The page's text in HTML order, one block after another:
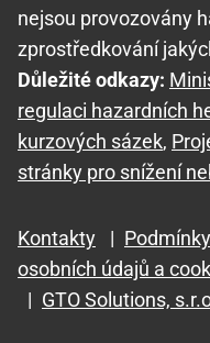
nejsou provozovány
zprostředkování
Důležité odkazy:
regulaci hazardních
kurzových sázek,
stránky pro snížení
Kontakty |
osobních údajů a
| GTO Solutions,